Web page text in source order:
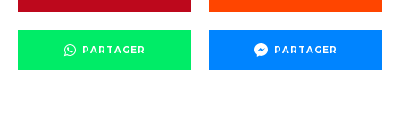
PARTAGER PARTAGER